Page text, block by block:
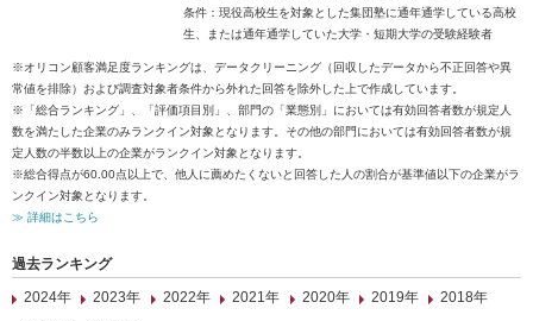
条件：現役高校生を対象とした集団塾に通年通学している高校
生、または通年通学していた大学・短期大学の受験経験者
※オリコン顧客満足度ランキングは、データクリーニング（回収したデータから不正回答や異
常値を排除）および調査対象者条件から外れた回答を除外した上で作成しています。
※「総合ランキング」、「評価項目別」、部門の「業態別」においては有効回答者数が規定人
数を満たした企業のみランクイン対象となります。その他の部門においては有効回答者数が規
定人数の半数以上の企業がランクイン対象となります。
※総合得点が60.00点以上で、他人に薦めたくないと回答した人の割合が基準値以下の企業がラ
ンクイン対象となります。
≫ 詳細はこちら
過去ランキング
2024年
2023年 2022年 2021年 2020年 2019年
2018年